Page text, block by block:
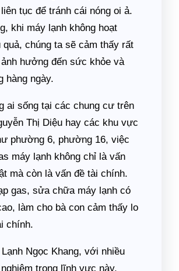
tục để tránh cái nóng oi ả.
khi máy lạnh không hoạt
quả, chúng ta sẽ cảm thấy rất
hưởng đến sức khỏe và
hàng ngày.
ai sống tại các chung cư trên
Thị Diệu hay các khu vực
phường 6, phường 16, việc
máy lạnh không chỉ là vấn
mà còn là vấn đề tài chính.
gas, sửa chữa máy lạnh có
làm cho bà con cảm thấy lo
chính.
Ngọc Khang, với nhiều
trong lĩnh vực này,